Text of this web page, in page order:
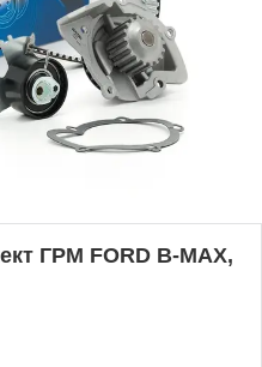
ГРМ FORD B-MAX,